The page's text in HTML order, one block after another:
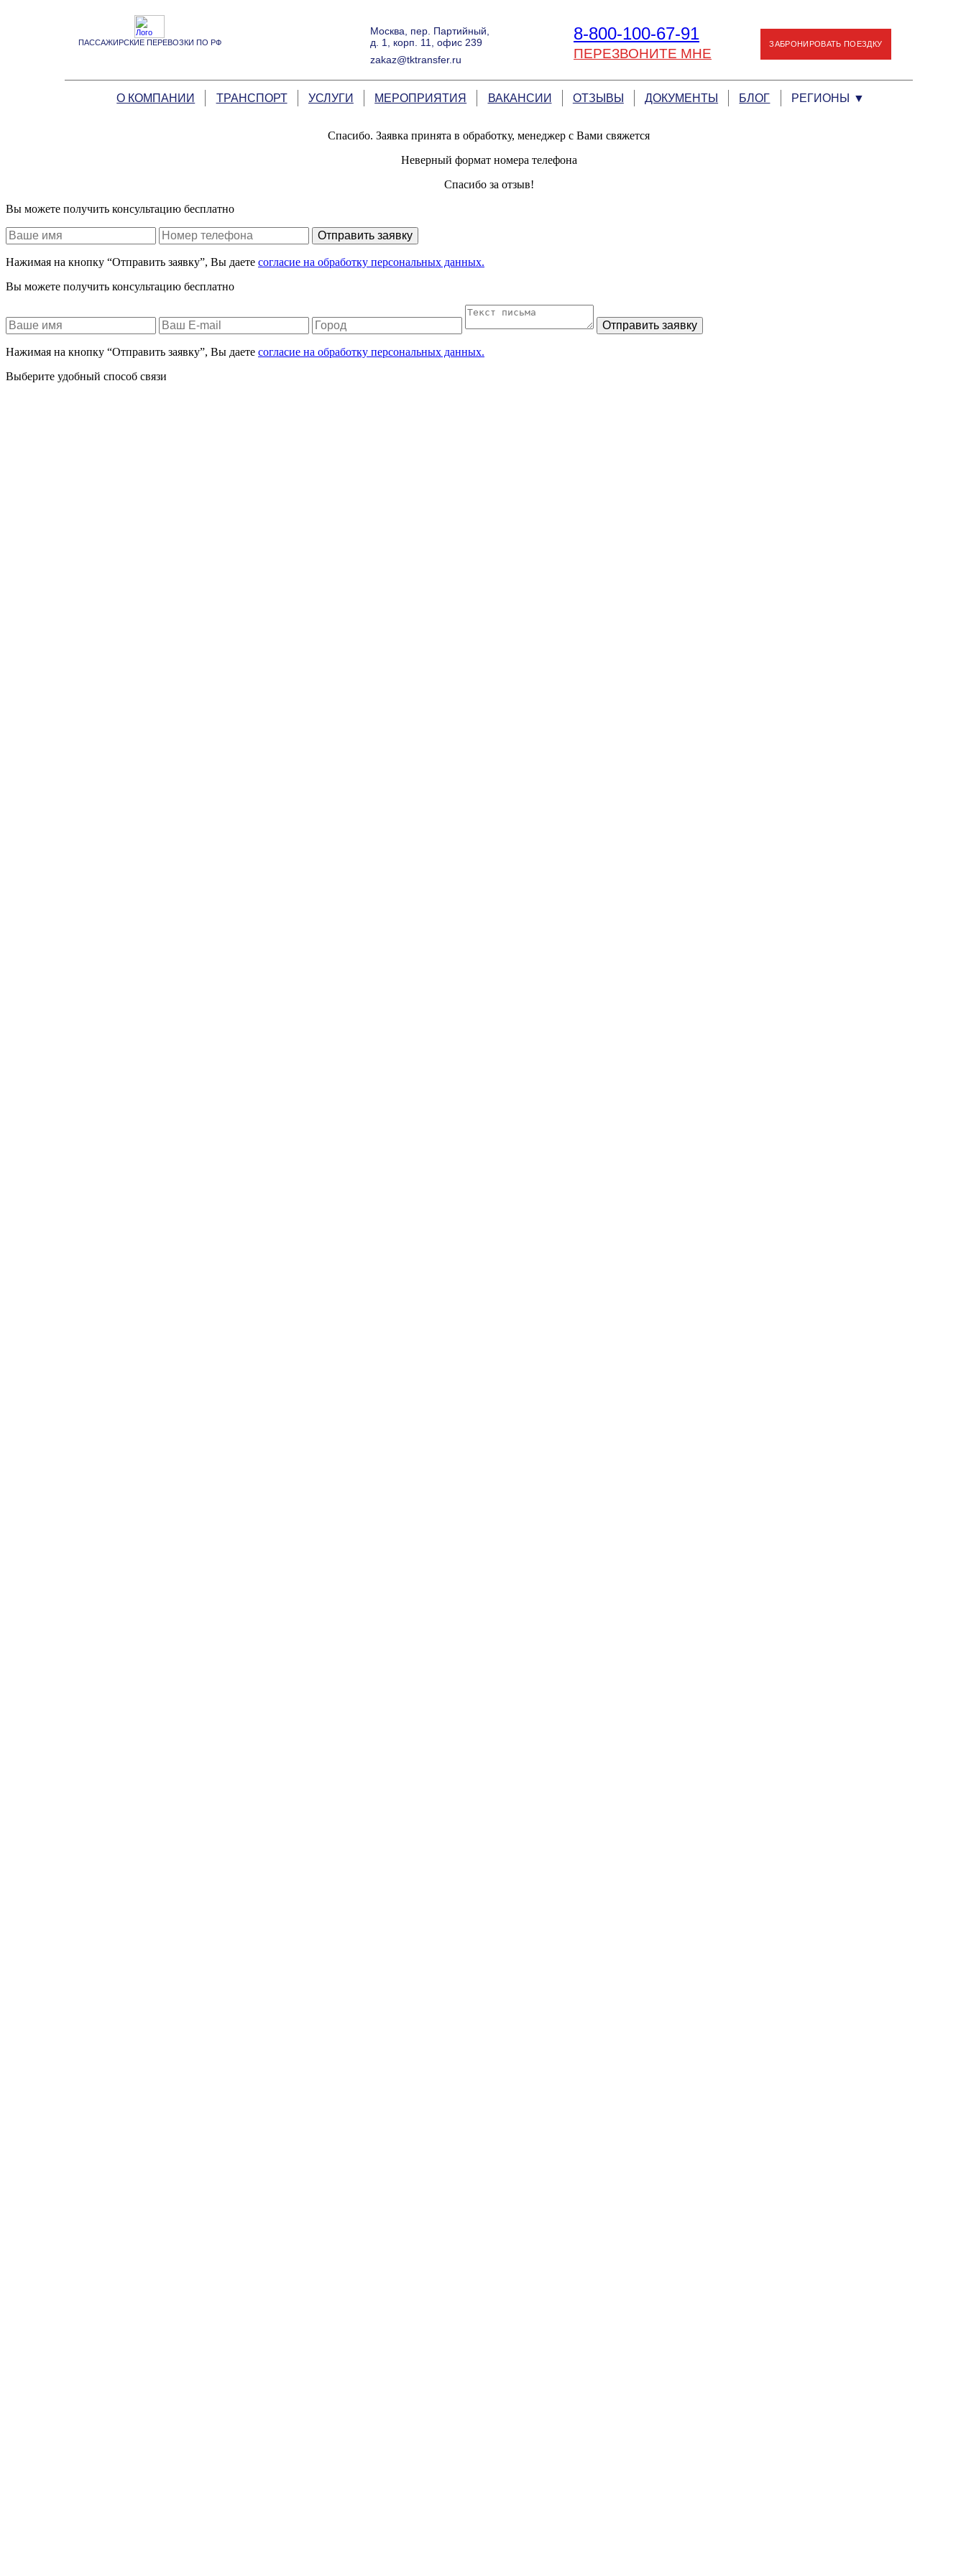
ПАССАЖИРСКИЕ ПЕРЕВОЗКИ ПО РФ ЗАБРОНИРОВАТЬ ПОЕЗДКУ
8-800-100-67-91
ПЕРЕЗВОНИТЕ МНЕ
Москва, пер. Партийный,
д. 1, корп. 11, офис 239
zakaz@tktransfer.ru
О КОМПАНИИ ТРАНСПОРТ УСЛУГИ МЕРОПРИЯТИЯ ВАКАНСИИ ОТЗЫВЫ ДОКУМЕНТЫ БЛОГ РЕГИОНЫ ▼
Спасибо. Заявка принята в обработку, менеджер с Вами свяжется
Неверный формат номера телефона
Спасибо за отзыв!
Вы можете получить консультацию бесплатно
Отправить заявку
Нажимая на кнопку “Отправить заявку”, Вы даете согласие на обработку персональных данных.
Вы можете получить консультацию бесплатно
Отправить заявку
Нажимая на кнопку “Отправить заявку”, Вы даете согласие на обработку персональных данных.
Выберите удобный способ связи